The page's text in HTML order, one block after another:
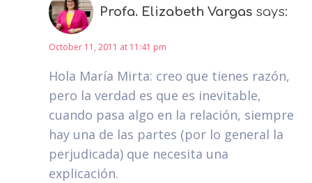
Profa. Elizabeth Vargas says:
October 11, 2011 at 11:41 pm
Hola María Mirta: creo que tienes razón,
pero la verdad es que es inevitable,
cuando pasa algo en la relación, siempre
hay una de las partes (por lo general la
perjudicada) que necesita una
explicación.